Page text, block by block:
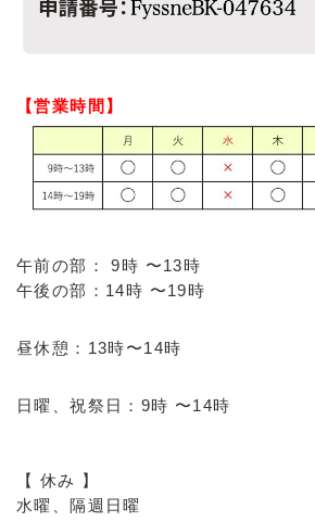
【営業時間】
午前の部： 9時 〜13時
午後の部：14時 〜19時
昼休憩：13時〜14時
日曜、祝祭日：9時 〜14時
【 休み 】
水曜、隔週日曜